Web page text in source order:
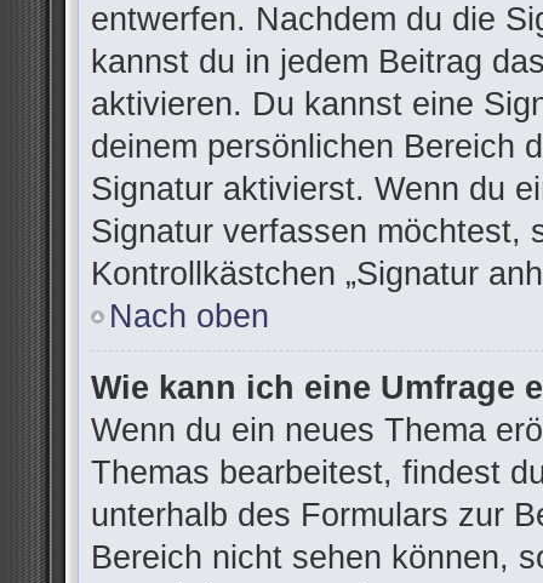
entwerfen. Nachdem du die
kannst du in jedem Beitrag
aktivieren. Du kannst eine
deinem persönlichen Bereich
Signatur aktivierst. Wenn du
Signatur verfassen möchtest,
Kontrollkästchen „Signatur
Nach oben
Wie kann ich eine Umfrage
Wenn du ein neues Thema
Themas bearbeitest, findest
unterhalb des Formulars zur
Bereich nicht sehen können,